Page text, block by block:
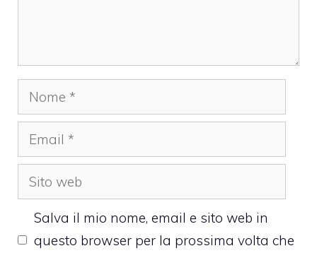
Nome
Email
Sito
web
Salva il mio nome, email e sito web in
questo browser per la prossima volta che